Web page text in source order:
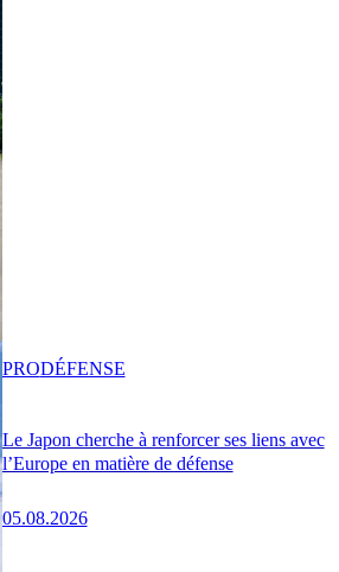
Le Japon cherche à renforcer ses liens avec
l’Europe en matière de défense
05.08.2026
PRODÉFENSE